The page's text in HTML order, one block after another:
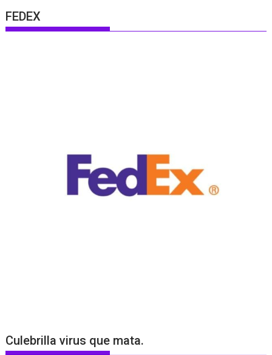
FEDEX
Culebrilla virus que mata.